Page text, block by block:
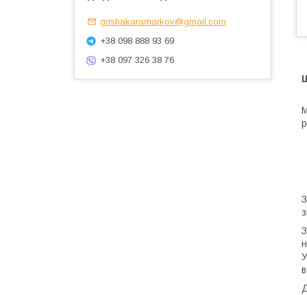
grishakaramarkov@gmail.com
+38 098 888 93 69
+38 097 326 38 76